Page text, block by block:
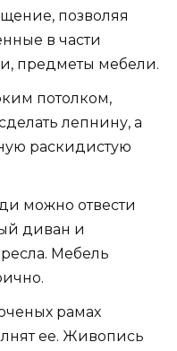
позволяя
в части
предметы мебели.
потолком,
лепнину, а
раскидистую
можно отвести
диван и
Мебель
рамах
ее. Живопись